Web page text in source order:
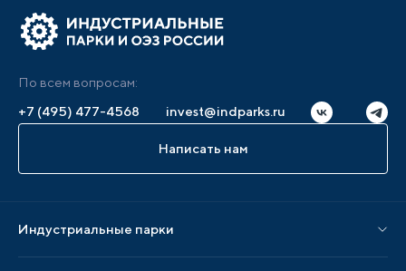
По всем вопросам:
+7 (495) 477-4568
invest@indparks.ru
Написать нам
Индустриальные парки